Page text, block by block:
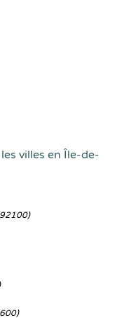
villes en Île-de-